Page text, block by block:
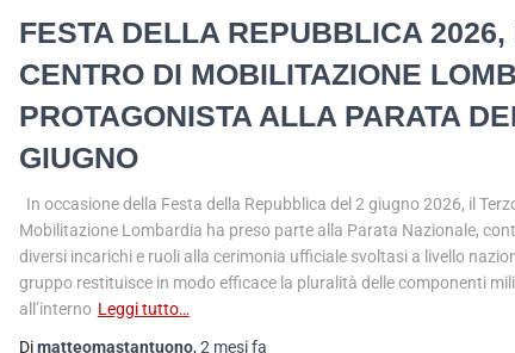
FESTA DELLA REPUBBLICA 2026,
CENTRO DI MOBILITAZIONE
PROTAGONISTA ALLA PARATA
GIUGNO
In occasione della Festa della Repubblica del 2 giugno 2026, il
Mobilitazione Lombardia ha preso parte alla Parata Nazionale,
diversi incarichi e ruoli alla cerimonia ufficiale svoltasi a livello
gruppo restituisce in modo efficace la pluralità delle componenti
all’interno Leggi tutto…
Dimatteomastantuono,2 mesifa